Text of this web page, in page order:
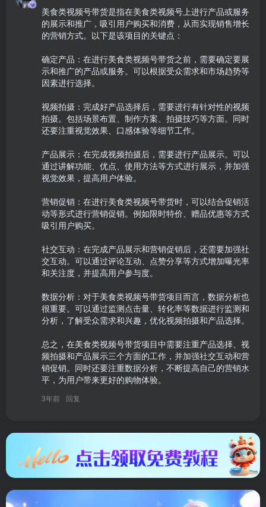
美食类视频号带货是指在美食类视频号上进行产品或服务
的展示和推广，吸引用户购买和消费，从而实现销售增长
的营销方式。以下是该项目的关键点：
确定产品：在进行美食类视频号带货之前，需要确定要展
示和推广的产品或服务。可以根据受众需求和市场趋势等
因素进行选择。
视频拍摄：完成好产品选择后，需要进行有针对性的视频
拍摄。包括场景布置、制作方案、拍摄技巧等方面。同时
还要注重视觉效果、口感体验等细节工作。
产品展示：在完成视频拍摄后，需要进行产品展示。可以
通过讲解功能、优点、使用方法等方式进行展示，并加强
视觉效果，提高用户体验。
营销促销：在进行美食类视频号带货时，可以结合促销活
动等形式进行营销促销。例如限时特价、赠品优惠等方式
吸引用户购买。
社交互动：在完成产品展示和营销促销后，还需要加强社
交互动。可以通过评论互动、点赞分享等方式增加曝光率
和关注度，并提高用户参与度。
数据分析：对于美食类视频号带货项目而言，数据分析也
很重要。可以通过监测点击量、转化率等数据进行监测和
分析，了解受众需求和兴趣，优化视频拍摄和产品选择。
总之，在美食类视频号带货项目中需要注重产品选择、视
频拍摄和产品展示三个方面的工作，并加强社交互动和营
销促销。同时还要注重数据分析，不断提高自己的营销水
平，为用户带来更好的购物体验。
3年前 回复